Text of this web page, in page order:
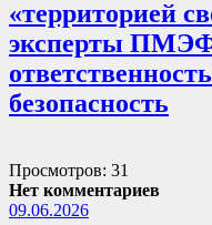
«территорией
эксперты ПМЭФ
безопасность
Просмотров: 31
Нет комментариев
09.06.2026